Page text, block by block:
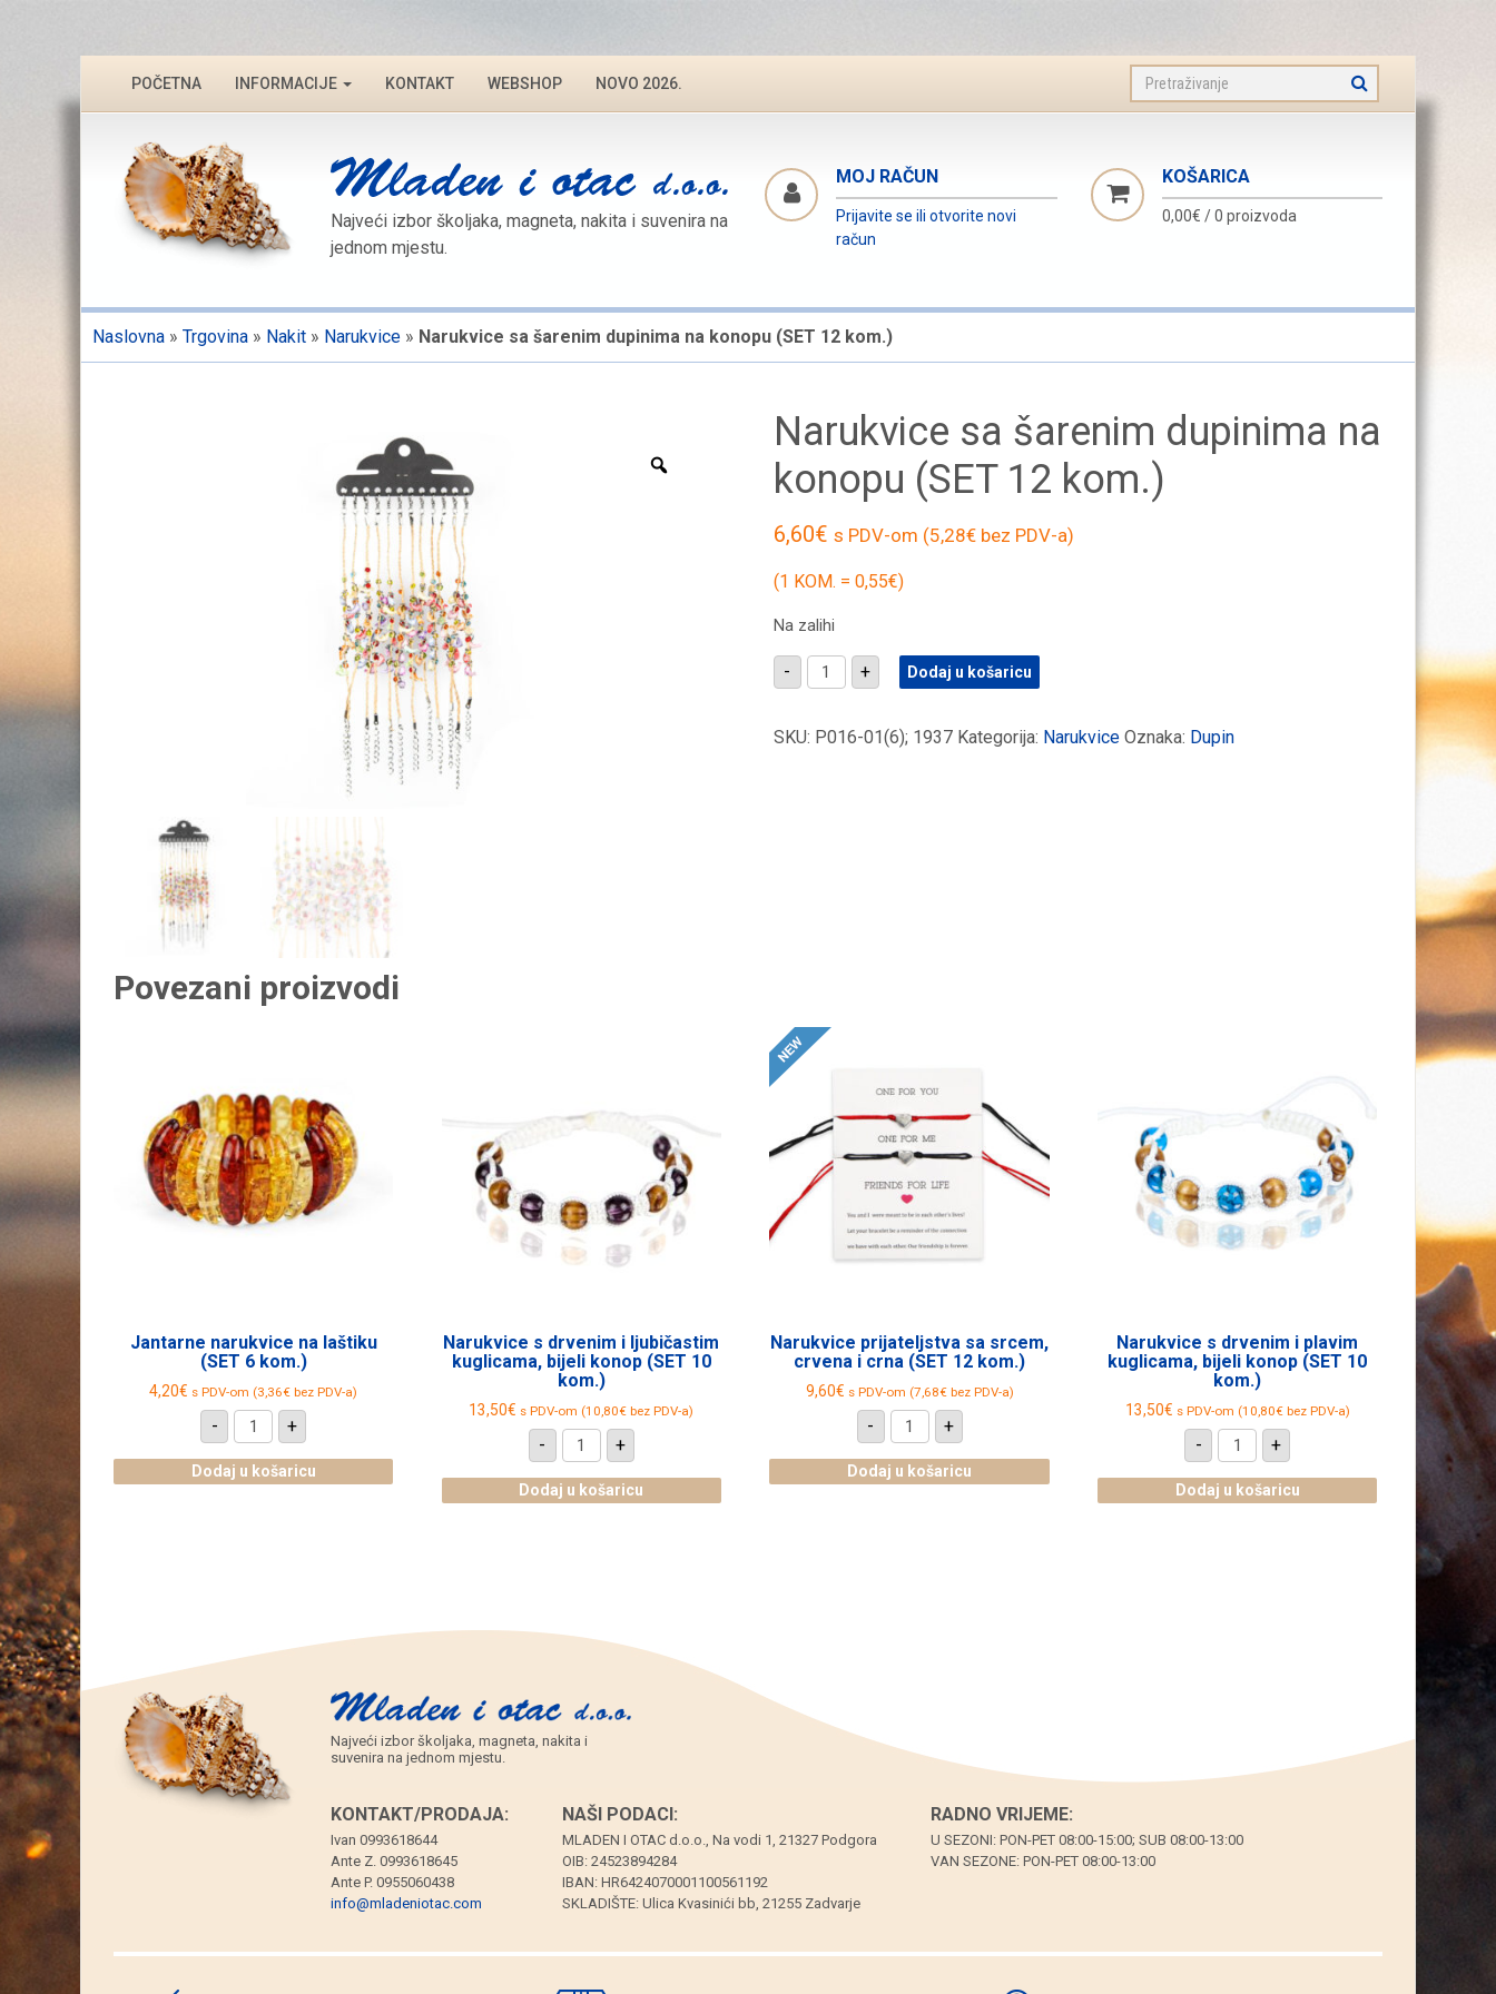
POČETNA INFORMACIJE KONTAKT WEBSHOP NOVO 2026.
Najveći izbor školjaka, magneta, nakita i suvenira na
jednom mjestu.
MOJ RAČUN
Prijavite se ili otvorite novi
račun
KOŠARICA
0,00€ /0 proizvoda
Naslovna » Trgovina » Nakit » Narukvice » Narukvice sa šarenim dupinima na konopu (SET 12 kom.)
Narukvice sa šarenim dupinima na
konopu (SET 12 kom.)
6,60€ s PDV-om (5,28€bez PDV-a)
(1 KOM. = 0,55€)
Na zalihi
-
Narukvice
sa
na
+ Dodaj u košaricu
SKU: P016-01(6); 1937 Kategorija: Narukvice Oznaka: Dupin
Povezani proizvodi
Jantarne narukvice na laštiku
(SET 6 kom.)
4,20€ s PDV-om (3,36€ bez PDV-a)
-
Jantarne
narukvice
laštiku
(SET
+
Dodaj u košaricu
Narukvice s drvenim i ljubičastim
kuglicama, bijeli konop (SET 10
kom.)
13,50€ s PDV-om (10,80€ bez PDV-a)
-
Narukvice
s
i
ljubičastim
+
Dodaj u košaricu
Narukvice prijateljstva sa srcem,
crvena i crna (SET 12 kom.)
9,60€ s PDV-om (7,68€bez PDV-a)
-
Narukvice
prijateljstva
srcem,
crvena
+
Dodaj u košaricu
Narukvice s drvenim i plavim
kuglicama, bijeli konop (SET 10
kom.)
13,50€ s PDV-om (10,80€bez PDV-a)
-
Narukvice
s
i
plavim
+
Dodaj u košaricu
Najveći izbor školjaka, magneta, nakita i
suvenira na jednom mjestu.
KONTAKT/PRODAJA:
Ivan 0993618644
Ante Z. 0993618645
Ante P. 0955060438
info@mladeniotac.com
NAŠI PODACI:
MLADEN I OTAC d.o.o., Na vodi 1, 21327 Podgora
OIB: 24523894284
IBAN: HR6424070001100561192
SKLADIŠTE: Ulica Kvasinići bb, 21255 Zadvarje
RADNO VRIJEME:
U SEZONI: PON-PET 08:00-15:00; SUB 08:00-13:00
VAN SEZONE: PON-PET 08:00-13:00